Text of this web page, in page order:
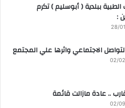
ببلدية ( أبوسليم ) تكرم
:
28/
الاجتماعي واثرها علي المجتمع
02/
.. عادة مازالت قائمة
02/